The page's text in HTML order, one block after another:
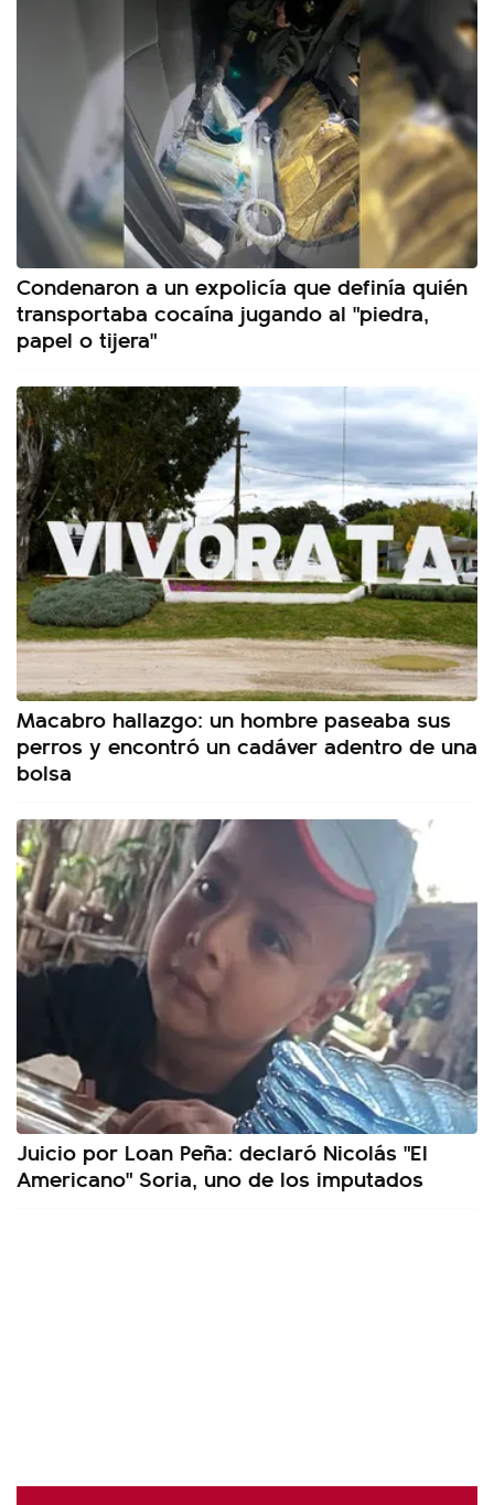
Condenaron a un expolicía que definía quién
transportaba cocaína jugando al "piedra,
papel o tijera"
Macabro hallazgo: un hombre paseaba sus
perros y encontró un cadáver adentro de una
bolsa
Juicio por Loan Peña: declaró Nicolás "El
Americano" Soria, uno de los imputados